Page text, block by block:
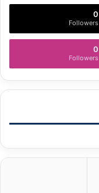
0
Followers
0
Followers